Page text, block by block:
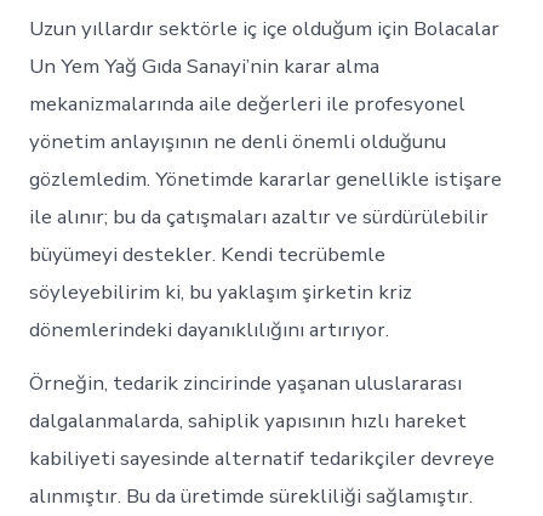
Uzun yıllardır sektörle iç içe olduğum için Bolacalar
Un Yem Yağ Gıda Sanayi’nin karar alma
mekanizmalarında aile değerleri ile profesyonel
yönetim anlayışının ne denli önemli olduğunu
gözlemledim. Yönetimde kararlar genellikle istişare
ile alınır; bu da çatışmaları azaltır ve sürdürülebilir
büyümeyi destekler. Kendi tecrübemle
söyleyebilirim ki, bu yaklaşım şirketin kriz
dönemlerindeki dayanıklılığını artırıyor.
Örneğin, tedarik zincirinde yaşanan uluslararası
dalgalanmalarda, sahiplik yapısının hızlı hareket
kabiliyeti sayesinde alternatif tedarikçiler devreye
alınmıştır. Bu da üretimde sürekliliği sağlamıştır.